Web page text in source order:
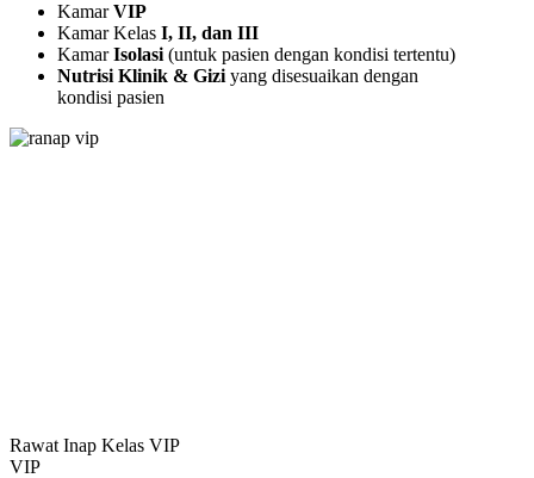
KamarVIP
Kamar Kelas I, II, dan III
KamarIsolasi (untuk pasien dengan kondisi tertentu)
Nutrisi Klinik & Gizi yang disesuaikan dengan
kondisi pasien
Rawat Inap Kelas VIP
VIP